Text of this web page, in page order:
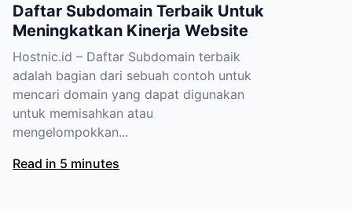
Daftar Subdomain Terbaik Untuk
Meningkatkan Kinerja Website
Hostnic.id – Daftar Subdomain terbaik
adalah bagian dari sebuah contoh untuk
mencari domain yang dapat digunakan
untuk memisahkan atau
mengelompokkan...
Read in 5 minutes